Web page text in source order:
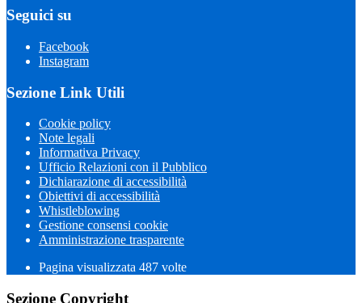
Seguici su
Facebook
Instagram
Sezione Link Utili
Cookie policy
Note legali
Informativa Privacy
Ufficio Relazioni con il Pubblico
Dichiarazione di accessibilità
Obiettivi di accessibilità
Whistleblowing
Gestione consensi cookie
Amministrazione trasparente
Pagina visualizzata 487 volte
Sezione Copyright